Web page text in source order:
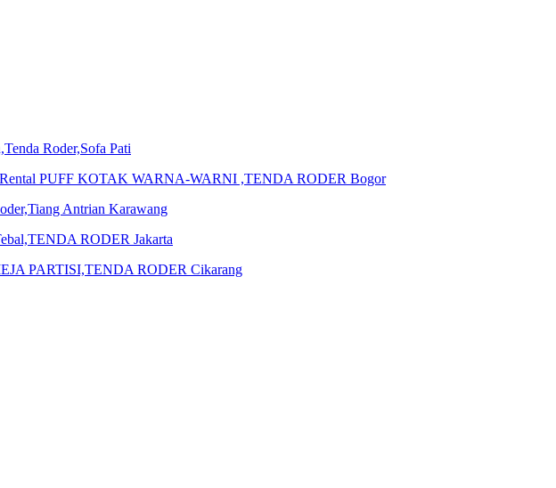
Roder,Sofa Pati
Rental PUFF KOTAK WARNA-WARNI ,TENDA RODER Bogor
Antrian Karawang
RODER Jakarta
PARTISI,TENDA RODER Cikarang